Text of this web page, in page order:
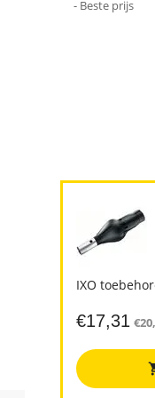
- Beste prijs
IXO
€17,31 €